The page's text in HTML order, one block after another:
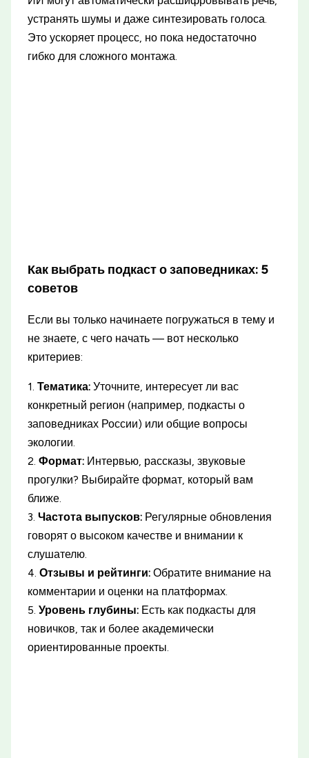
устранять шумы и даже синтезировать голоса.
Это ускоряет процесс, но пока недостаточно
гибко для сложного монтажа.
Как выбрать подкаст о заповедниках: 5
советов
Если вы только начинаете погружаться в тему и
не знаете, с чего начать — вот несколько
критериев:
1.Тематика: Уточните, интересует ли вас
конкретный регион (например, подкасты о
заповедниках России) или общие вопросы
экологии.
2.Формат: Интервью, рассказы, звуковые
прогулки? Выбирайте формат, который вам
ближе.
3.Частота выпусков: Регулярные обновления
говорят о высоком качестве и внимании к
слушателю.
4.Отзывы и рейтинги: Обратите внимание на
комментарии и оценки на платформах.
5.Уровень глубины: Есть как подкасты для
новичков, так и более академически
ориентированные проекты.